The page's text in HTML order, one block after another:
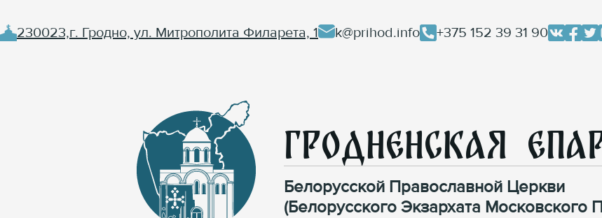
230023,г. Гродно, ул. Митрополита Филарета, 1 k@prihod.info +375 152 39 31 90
Гродненская
Белорусской Православной Церкви
(Белорусского Экзархата Московского